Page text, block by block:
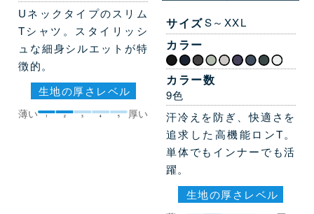
Uネックタイプのスリム
Tシャツ。スタイリッシ
ュな細身シルエットが特
徴的。
生地の厚さレベル
薄い 1 2 3 4 5 厚い
サイズS～XXL
カラー
カラー数
9色
汗冷えを防ぎ、快適さを
追求した高機能ロンT。
単体でもインナーでも活
躍。
生地の厚さレベル